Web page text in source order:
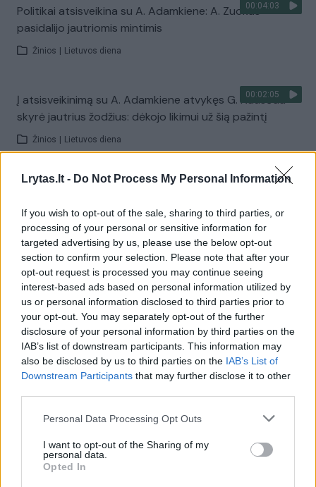
Lrytas.lt - Do Not Process My Personal Information
If you wish to opt-out of the sale, sharing to third parties, or
processing of your personal or sensitive information for
targeted advertising by us, please use the below opt-out
section to confirm your selection. Please note that after your
opt-out request is processed you may continue seeing
interest-based ads based on personal information utilized by
us or personal information disclosed to third parties prior to
your opt-out. You may separately opt-out of the further
disclosure of your personal information by third parties on the
IAB’s list of downstream participants. This information may
also be disclosed by us to third parties on the IAB’s List of
Downstream Participants that may further disclose it to other
Personal Data Processing Opt Outs
I want to opt-out of the Sharing of my
personal data.
Opted In
00:04:03
Politikai atsisveikina su A. Adamkiene: A. Zuokas
pasidalijo jautriomis mintimis
Žinios Lietuvos diena
00:02:05
Į atsisveikinimą su A. Adamkiene atvykęs G. Nausėda
skyrė jautrius žodžius: dėkojo likimui už šią pažintį
Žinios Lietuvos diena
00:00:39
Prezidentūroje nusidriekė minia žmonių, norinčių
Žinios | Lietuvos diena
00:02:42
Žmonės plūsta atsisveikinti su anapilin iškeliavusia A.
Adamkiene: susirinkusieji velionei negailėjo gražių žodžių
Žinios | Lietuvos diena
00:04:35
Aptarė amžinatilsį A. Adamkienės indėlį: ji suformavo
įvaizdį, kaip galėtų atrodyti pirmoji ponia
00:06:46
Lietuvos politikai negaili gražių žodžių A. Adamkienei:
buvo ne tik autoritetas, bet ir kelrodis